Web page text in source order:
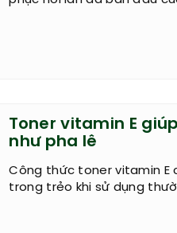
Toner vitamin E
như pha lê
Công thức toner vitamin E
trong trẻo khi sử dụng